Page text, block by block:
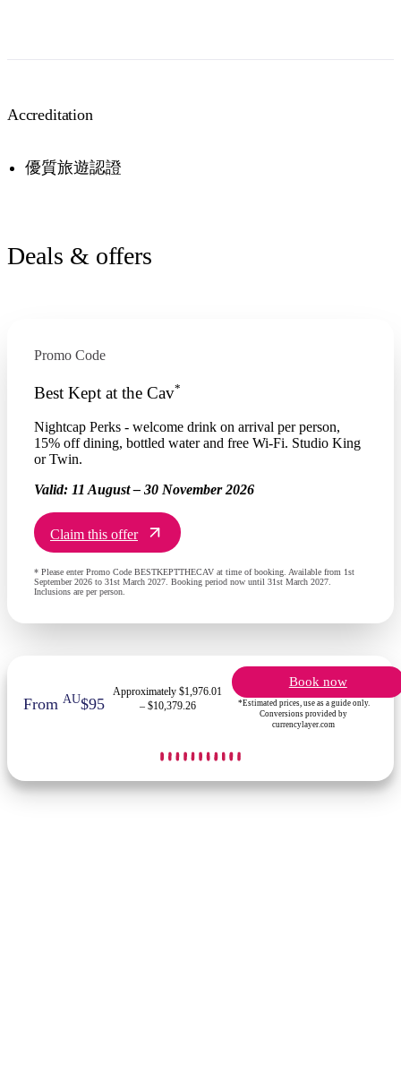
Accreditation
優質旅遊認證
Deals & offers
Promo Code
Best Kept at the Cav*
Nightcap Perks - welcome drink on arrival per person,
15% off dining, bottled water and free Wi-Fi. Studio King
or Twin.
Valid: 11 August – 30 November 2026
Claim this offer
* Please enter Promo Code BESTKEPTTHECAV at time of booking. Available from 1st
September 2026 to 31st March 2027. Booking period now until 31st March 2027.
Inclusions are per person.
FromAU$95
Approximately $1,976.01
– $10,379.26
Book now
*Estimated prices, use as a guide only.
Conversions provided by
currencylayer.com